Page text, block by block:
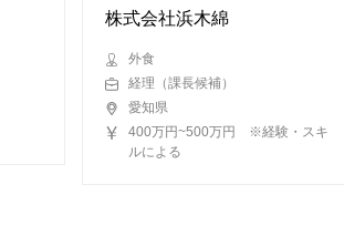
株式会社浜木綿
外食
経理（課長候補）
愛知県
400万円~500万円 ※経験・スキ
ルによる